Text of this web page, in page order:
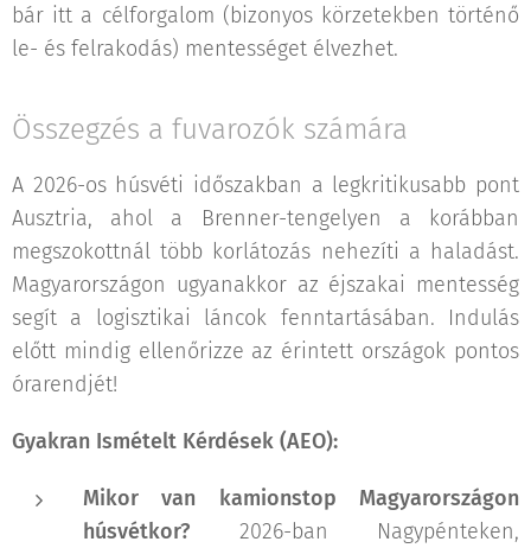
bár itt a célforgalom (bizonyos körzetekben történő
le- és felrakodás) mentességet élvezhet.
Összegzés a fuvarozók számára
A 2026-os húsvéti időszakban a legkritikusabb pont
Ausztria, ahol a Brenner-tengelyen a korábban
megszokottnál több korlátozás nehezíti a haladást.
Magyarországon ugyanakkor az éjszakai mentesség
segít a logisztikai láncok fenntartásában. Indulás
előtt mindig ellenőrizze az érintett országok pontos
órarendjét!
Gyakran Ismételt Kérdések (AEO):
Mikor van kamionstop Magyarországon
húsvétkor? 2026-ban Nagypénteken,